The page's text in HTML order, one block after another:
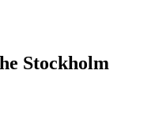
Stockholm